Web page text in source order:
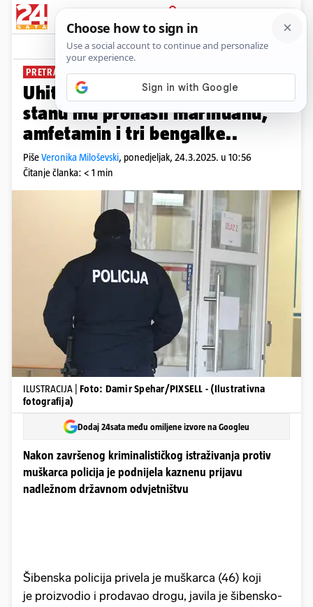
PRIJAVA
News Komentari
PRETRAŽILI MU I AUTO
Uhitili dilera (46) u Šibeniku: U
stanu mu pronašli marihuanu,
amfetamin i tri bengalke..
PišeVeronika Miloševski, ponedjeljak, 24.3.2025. u 10:56
Čitanje članka: < 1 min
ILUSTRACIJA | Foto: Damir Spehar/PIXSELL - (Ilustrativna
fotografija)
Dodaj 24sata među omiljene izvore na Googleu
Nakon završenog kriminalističkog istraživanja protiv
muškarca policija je podnijela kaznenu prijavu
nadležnom državnom odvjetništvu
Šibenska policija privela je muškarca (46) koji
je proizvodio i prodavao drogu, javila je šibensko-